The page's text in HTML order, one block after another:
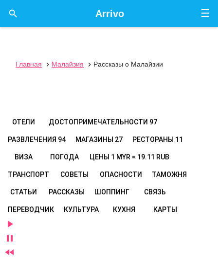
☰
Arrivo

Главная  Малайзия  Рассказы о Малайзии
ОТЕЛИ ДОСТОПРИМЕЧАТЕЛЬНОСТИ 97
РАЗВЛЕЧЕНИЯ 94 МАГАЗИНЫ 27 РЕСТОРАНЫ 11
ВИЗА ПОГОДА ЦЕНЫ 1 MYR = 19.11 RUB
ТРАНСПОРТ СОВЕТЫ ОПАСНОСТИ ТАМОЖНЯ
СТАТЬИ РАССКАЗЫ ШОППИНГ СВЯЗЬ
ПЕРЕВОДЧИК КУЛЬТУРА КУХНЯ КАРТЫ


